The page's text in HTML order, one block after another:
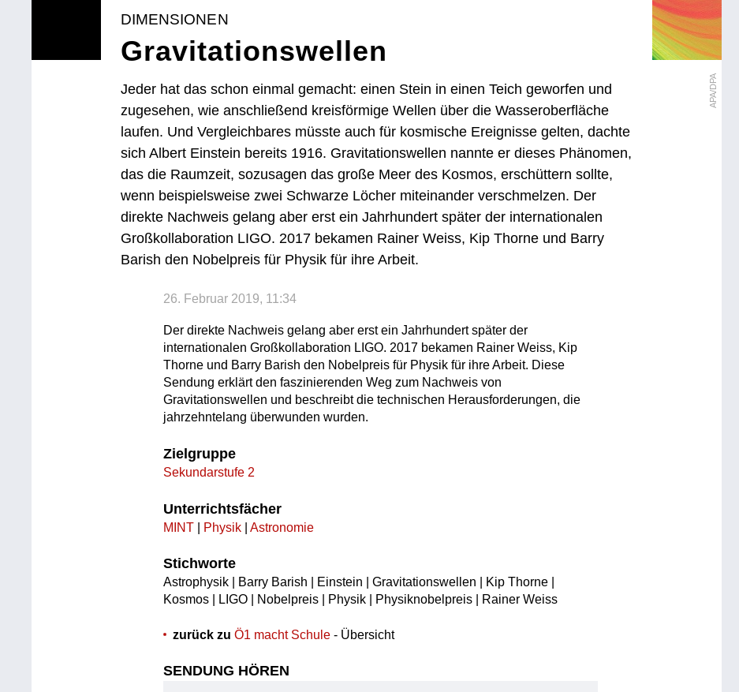
APA/DPA
DIMENSIONEN
Gravitationswellen
Jeder hat das schon einmal gemacht: einen Stein in einen Teich geworfen und
zugesehen, wie anschließend kreisförmige Wellen über die Wasseroberfläche
laufen. Und Vergleichbares müsste auch für kosmische Ereignisse gelten, dachte
sich Albert Einstein bereits 1916. Gravitationswellen nannte er dieses Phänomen,
das die Raumzeit, sozusagen das große Meer des Kosmos, erschüttern sollte,
wenn beispielsweise zwei Schwarze Löcher miteinander verschmelzen. Der
direkte Nachweis gelang aber erst ein Jahrhundert später der internationalen
Großkollaboration LIGO. 2017 bekamen Rainer Weiss, Kip Thorne und Barry
Barish den Nobelpreis für Physik für ihre Arbeit.
26. Februar 2019, 11:34
Der direkte Nachweis gelang aber erst ein Jahrhundert später der
internationalen Großkollaboration LIGO. 2017 bekamen Rainer Weiss, Kip
Thorne und Barry Barish den Nobelpreis für Physik für ihre Arbeit. Diese
Sendung erklärt den faszinierenden Weg zum Nachweis von
Gravitationswellen und beschreibt die technischen Herausforderungen, die
jahrzehntelang überwunden wurden.
Zielgruppe
Sekundarstufe 2
Unterrichtsfächer
MINT Physik |Astronomie
Stichworte
Astrophysik | Barry Barish | Einstein | Gravitationswellen | Kip Thorne |
Kosmos | LIGO | Nobelpreis | Physik | Physiknobelpreis | Rainer Weiss
zurück zu Ö1 macht Schule - Übersicht
SENDUNG HÖREN